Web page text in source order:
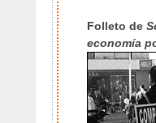
Folleto de
economía